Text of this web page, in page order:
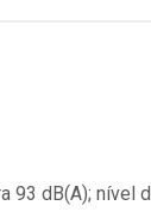
dB(A); nível